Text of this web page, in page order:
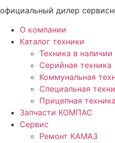
официальный дилер
О компании
Каталог техники
Техника в наличии
Серийная техника
Коммунальная
Специальная
Прицепная техника
Запчасти КОМПАС
Сервис
Ремонт КАМАЗ